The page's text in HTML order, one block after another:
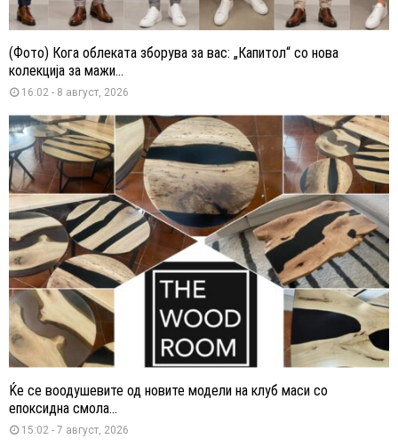
(Фото) Кога облеката зборува за вас: „Капитол“ со нова
колекција за мажи...
16:02 - 8 август, 2026
Ќе се воодушевите од новите модели на клуб маси со
епоксидна смола...
15:02 - 7 август, 2026